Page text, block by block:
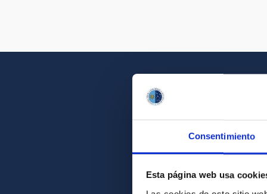
Consentimiento
Esta página web usa
Acércate a la belleza